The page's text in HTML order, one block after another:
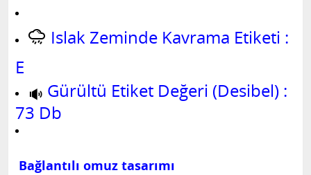
Islak Zeminde Kavrama Etiketi :
E
Gürültü Etiket Değeri (Desibel) :
73 Db
Bağlantılı omuz tasarımı